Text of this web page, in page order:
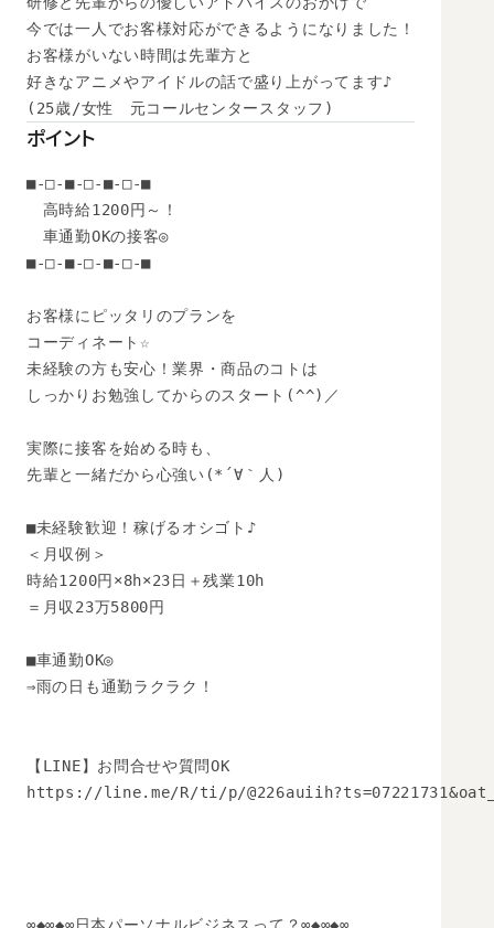
今では一人でお客様対応ができるようになりました！
お客様がいない時間は先輩方と
好きなアニメやアイドルの話で盛り上がってます♪
(25歳/女性　元コールセンタースタッフ)
ポイント
■-□-■-□-■-□-■
高時給1200円～！
車通勤OKの接客◎
■-□-■-□-■-□-■
お客様にピッタリのプランを
コーディネート☆
未経験の方も安心！業界・商品のコトは
しっかりお勉強してからのスタート(^^)／
実際に接客を始める時も、
先輩と一緒だから心強い(*´∀｀人)
■未経験歓迎！稼げるオシゴト♪
＜月収例＞
時給1200円×8h×23日＋残業10h
＝月収23万5800円
■車通勤OK◎
⇒雨の日も通勤ラクラク！
【LINE】お問合せや質問OK
https://line.me/R/ti/p/